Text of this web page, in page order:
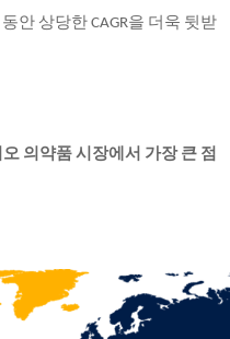
안 상당한 CAGR을 더욱 뒷받
의약품 시장에서 가장 큰 점